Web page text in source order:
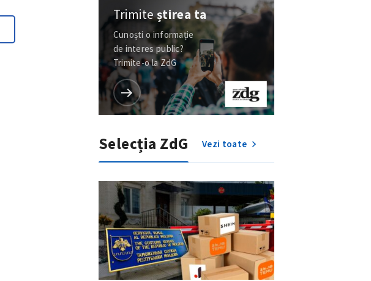
Trimiteștirea ta
Cunoști o informație
de interes public?
Trimite-o la ZdG
Selecția ZdG Vezi toate